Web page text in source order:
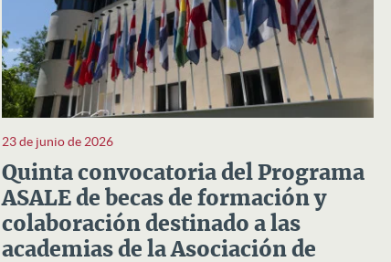
23 de junio de 2026
Quinta convocatoria del Programa
ASALE de becas de formación y
colaboración destinado a las
academias de la Asociación de